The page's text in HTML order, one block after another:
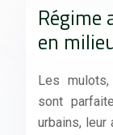
Régime
en
Les
sont
urbains, leur